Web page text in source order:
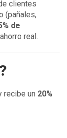
clientes
(pañales,
de
real.
recibe un 20%